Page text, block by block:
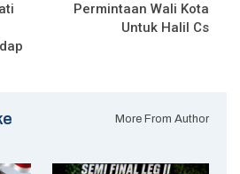
Permintaan Wali Kota
Untuk Halil Cs
More From Author